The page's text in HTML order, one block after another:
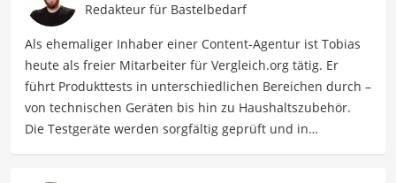
Redakteur für Bastelbedarf
Als ehemaliger Inhaber einer Content-Agentur ist Tobias
heute als freier Mitarbeiter für Vergleich.org tätig. Er
führt Produkttests in unterschiedlichen Bereichen durch –
von technischen Geräten bis hin zu Haushaltszubehör.
Die Testgeräte werden sorgfältig geprüft und in